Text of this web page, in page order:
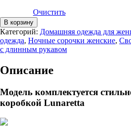
Очистить
Количество
товара
Сорочка
из
вискозы
Alexandra
В корзину
Категорий: Домашняя одежда для
одежда, Ночные сорочки женские,
с длинным рукавом
Описание
Модель комплектуется
коробкой Lunaretta